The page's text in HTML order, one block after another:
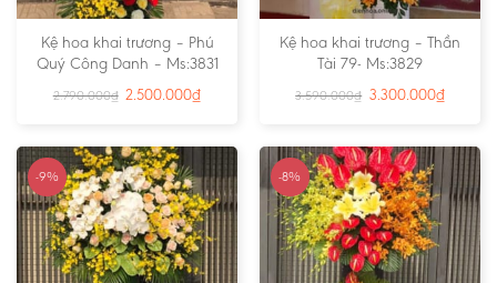
Kệ hoa khai trương – Phú
Quý Công Danh – Ms:3831
2.790.000₫ 2.500.000₫
Kệ hoa khai trương – Thần
Tài 79- Ms:3829
3.590.000₫ 3.300.000₫
-9% -8%